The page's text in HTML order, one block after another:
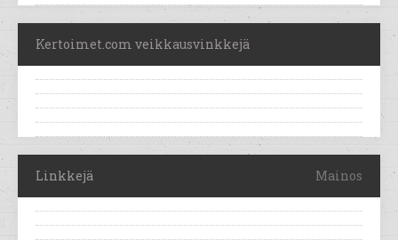
Kertoimet.com veikkausvinkkejä
Linkkejä Mainos